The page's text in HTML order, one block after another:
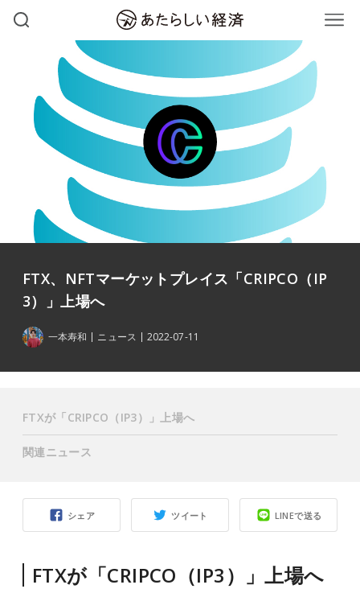
FTX、NFTマーケットプレイス「CRIPCO（IP
3）」上場へ
一本寿和 ニュース 2022-07-11
シェア ツイート LINEで送る
FTXが「CRIPCO（IP3）」上場へ
FTXが「CRIPCO（IP3）」上場へ
関連ニュース